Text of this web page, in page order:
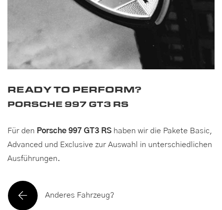
READY TO PERFORM?
PORSCHE 997 GT3 RS
Für den Porsche 997 GT3 RS haben wir die Pakete Basic,
Advanced und Exclusive zur Auswahl in unterschiedlichen
Ausführungen.
Anderes Fahrzeug?